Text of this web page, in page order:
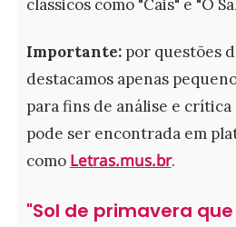
clássicos como "Cais" e "O
Importante:por questões
destacamos apenas
para fins de análise e
pode ser encontrada em
como Letras.mus.br.
"Sol de primavera